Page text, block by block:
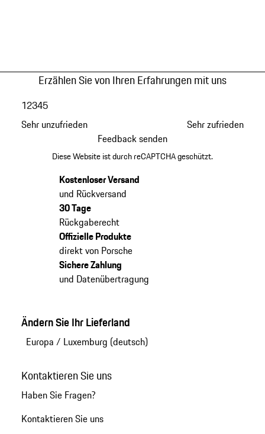
Erzählen Sie von Ihren Erfahrungen mit uns
Sehr unzufrieden
12345
Sehr zufrieden
Feedback senden
Diese Website ist durch reCAPTCHA geschützt.
Kostenloser Versand
und Rückversand
30 Tage
Rückgaberecht
Offizielle Produkte
direkt von Porsche
Sichere Zahlung
und Datenübertragung
Ändern Sie Ihr Lieferland
Europa / Luxemburg (deutsch)
Kontaktieren Sie uns
Haben Sie Fragen?
Kontaktieren Sie uns